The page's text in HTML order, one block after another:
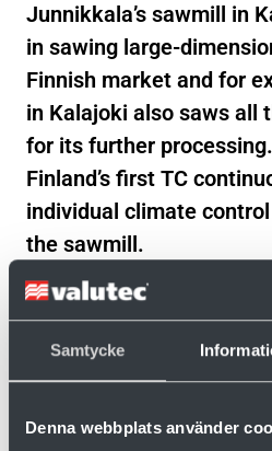
Samtycke
Denna webbplats använder
Junnikkala’s sawmill in
in sawing large-
Finnish market and for
in Kalajoki also saws all
for its further
Finland’s first TC
individual climate
the sawmill.